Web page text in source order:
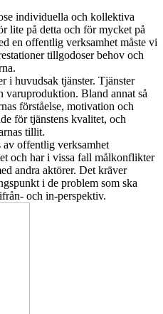
individuella och kollektiva
lite på detta och för mycket på
en offentlig verksamhet måste vi
tillgodoser behov och
i huvudsak tjänster. Tjänster
varuproduktion. Bland annat så
förståelse, motivation och
för tjänstens kvalitet, och
tillit.
av offentlig verksamhet
och har i vissa fall målkonflikter
andra aktörer. Det kräver
i de problem som ska
och in-perspektiv.